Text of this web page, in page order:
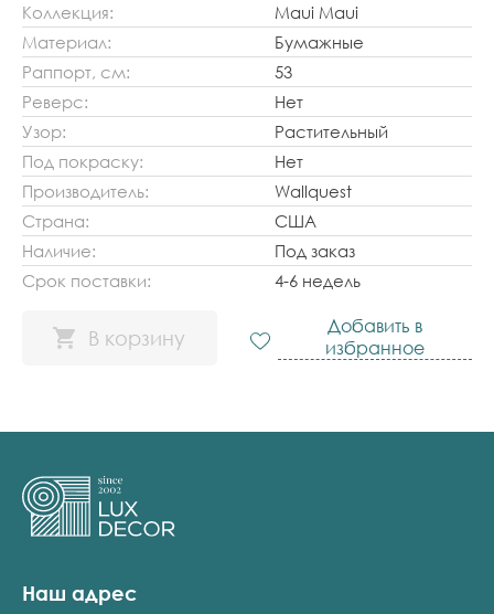
Коллекция:
Maui Maui
Материал:
Бумажные
Раппорт, см:
53
Реверс:
Нет
Узор:
Растительный
Под покраску:
Нет
Производитель:
Wallquest
Страна:
США
Наличие:
Под заказ
Срок поставки:
4-6 недель
В корзину
Добавить в
избранное
Наш адрес